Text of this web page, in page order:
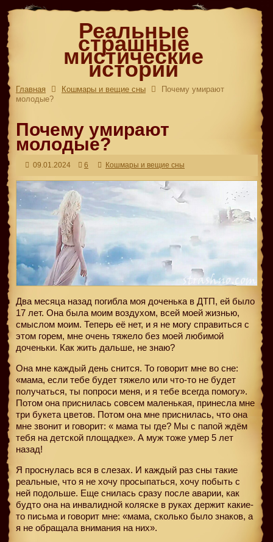
Реальные
страшные
мистические
истории
Главная Кошмары и вещие сны
Почему умирают
молодые?
Почему умирают
молодые?
09.01.2024 6 Кошмары и вещие сны
Два месяца назад погибла моя доченька в ДТП, ей было
17 лет. Она была моим воздухом, всей моей жизнью,
смыслом моим. Теперь её нет, и я не могу справиться с
этом горем, мне очень тяжело без моей любимой
доченьки. Как жить дальше, не знаю?
Она мне каждый день снится. То говорит мне во сне:
«мама, если тебе будет тяжело или что-то не будет
получаться, ты попроси меня, и я тебе всегда помогу».
Потом она приснилась совсем маленькая, принесла мне
три букета цветов. Потом она мне приснилась, что она
мне звонит и говорит: « мама ты где? Мы с папой ждём
тебя на детской площадке». А муж тоже умер 5 лет
назад!
Я проснулась вся в слезах. И каждый раз сны такие
реальные, что я не хочу просыпаться, хочу побыть с
ней подольше. Еще снилась сразу после аварии, как
будто она на инвалидной коляске в руках держит какие-
то письма и говорит мне: «мама, сколько было знаков, а
я не обращала внимания на них».